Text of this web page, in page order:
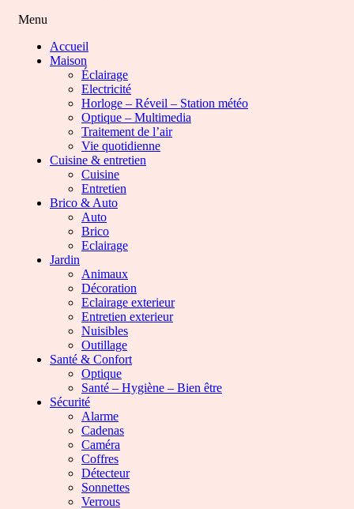
Menu
Accueil
Maison
Éclairage
Electricité
Horloge – Réveil – Station météo
Optique – Multimedia
Traitement de l’air
Vie quotidienne
Cuisine & entretien
Cuisine
Entretien
Brico & Auto
Auto
Brico
Eclairage
Jardin
Animaux
Décoration
Eclairage exterieur
Entretien exterieur
Nuisibles
Outillage
Santé & Confort
Optique
Santé – Hygiène – Bien être
Sécurité
Alarme
Cadenas
Caméra
Coffres
Détecteur
Sonnettes
Verrous